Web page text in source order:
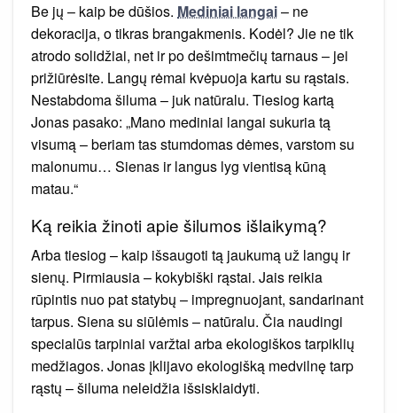
Be jų – kaip be dūšios. Mediniai langai– ne
dekoracija, o tikras brangakmenis. Kodėl? Jie ne tik
atrodo solidžiai, net ir po dešimtmečių tarnaus – jei
prižiūrėsite. Langų rėmai kvėpuoja kartu su rąstais.
Nestabdoma šiluma – juk natūralu. Tiesiog kartą
Jonas pasako: „Mano mediniai langai sukuria tą
visumą – beriam tas stumdomas dėmes, varstom su
malonumu… Sienas ir langus lyg vientisą kūną
matau.“
Ką reikia žinoti apie šilumos išlaikymą?
Arba tiesiog – kaip išsaugoti tą jaukumą už langų ir
sienų. Pirmiausia – kokybiški rąstai. Jais reikia
rūpintis nuo pat statybų – impregnuojant, sandarinant
tarpus. Siena su siūlėmis – natūralu. Čia naudingi
specialūs tarpiniai varžtai arba ekologiškos tarpiklių
medžiagos. Jonas įklijavo ekologišką medvilnę tarp
rąstų – šiluma neleidžia išsisklaidyti.